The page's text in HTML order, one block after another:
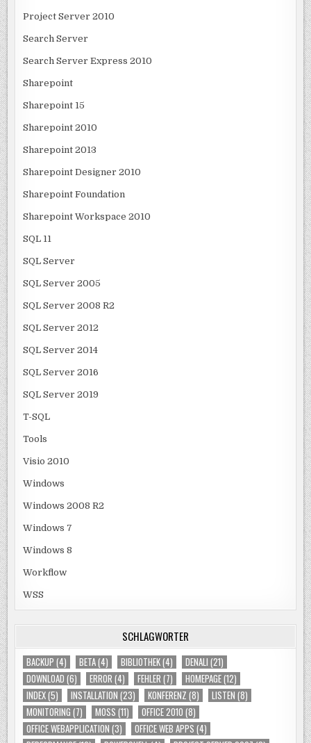
Project Server 2010
Search Server
Search Server Express 2010
Sharepoint
Sharepoint 15
Sharepoint 2010
Sharepoint 2013
Sharepoint Designer 2010
Sharepoint Foundation
Sharepoint Workspace 2010
SQL 11
SQL Server
SQL Server 2005
SQL Server 2008 R2
SQL Server 2012
SQL Server 2014
SQL Server 2016
SQL Server 2019
T-SQL
Tools
Visio 2010
Windows
Windows 2008 R2
Windows 7
Windows 8
Workflow
WSS
SCHLAGWÖRTER
BACKUP (4) BETA(4) BIBLIOTHEK(4) DENALI (21)
DOWNLOAD (6) ERROR (4) FEHLER (7) HOMEPAGE(12)
INDEX(5) INSTALLATION (23) KONFERENZ (8) LISTEN (8)
MONITORING (7) MOSS (11) OFFICE 2010 (8)
OFFICE WEBAPPLICATION (3) OFFICE WEB APPS (4)